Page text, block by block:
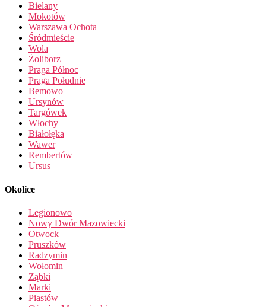
Bielany
Mokotów
Warszawa Ochota
Śródmieście
Wola
Żoliborz
Praga Północ
Praga Południe
Bemowo
Ursynów
Targówek
Włochy
Białołęka
Wawer
Rembertów
Ursus
Okolice
Legionowo
Nowy Dwór Mazowiecki
Otwock
Pruszków
Radzymin
Wołomin
Ząbki
Marki
Piastów